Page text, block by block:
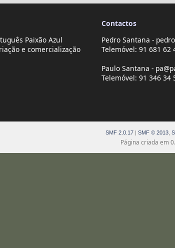
Paixão Azul
e comercialização
Contactos
Pedro Santana -
Telemóvel: 91 681 62
Paulo Santana -
Telemóvel: 91 346 34
SMF 2.0.17| SMF © 2013,
Página criada em